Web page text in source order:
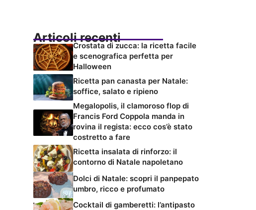
Articoli recenti
Crostata di zucca: la ricetta facile
e scenografica perfetta per
Halloween
Ricetta pan canasta per Natale:
soffice, salato e ripieno
Megalopolis, il clamoroso flop di
Francis Ford Coppola manda in
rovina il regista: ecco cos’è stato
costretto a fare
Ricetta insalata di rinforzo: il
contorno di Natale napoletano
Dolci di Natale: scopri il panpepato
umbro, ricco e profumato
Cocktail di gamberetti: l’antipasto